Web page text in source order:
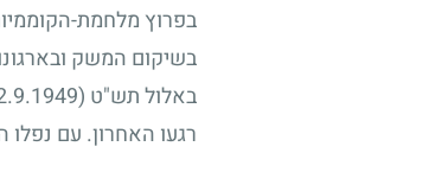
בפרוץ מלחמת-
בשיקום המשק
באלול תש"ט (22.9.1949)
רגעו האחרון. עם נפלו